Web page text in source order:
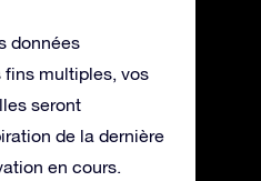
données
fins multiples, vos
seront
de la dernière
en cours.